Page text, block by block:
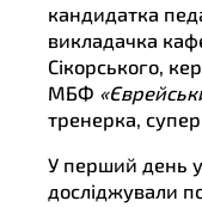
кандидатка
викладачка
Сікорського,
МБФ
тренерка,
У перший день
досліджували